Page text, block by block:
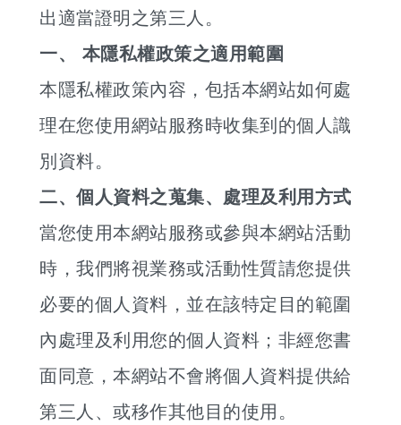
出適當證明之第三人。
一、 本隱私權政策之適用範圍
本隱私權政策內容，包括本網站如何處
理在您使用網站服務時收集到的個人識
別資料。
二、個人資料之蒐集、處理及利用方式
當您使用本網站服務或參與本網站活動
時，我們將視業務或活動性質請您提供
必要的個人資料，並在該特定目的範圍
內處理及利用您的個人資料；非經您書
面同意，本網站不會將個人資料提供給
第三人、或移作其他目的使用。